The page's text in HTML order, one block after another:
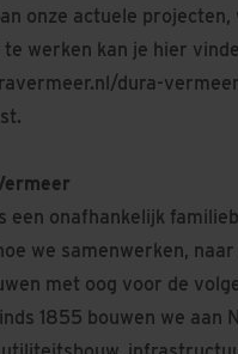
onze actuele projecten,
werken kan je hier
dura-
een onafhankelijk
we samenwerken,
met oog voor de
1855 bouwen we aan